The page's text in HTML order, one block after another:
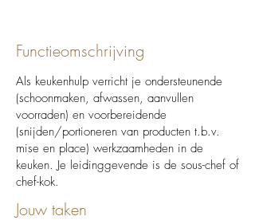
Functieomschrijving
Als keukenhulp verricht je ondersteunende
(schoonmaken, afwassen, aanvullen
voorraden) en voorbereidende
(snijden/portioneren van producten t.b.v.
mise en place) werkzaamheden in de
keuken. Je leidinggevende is de sous-chef of
chef-kok.
Jouw taken